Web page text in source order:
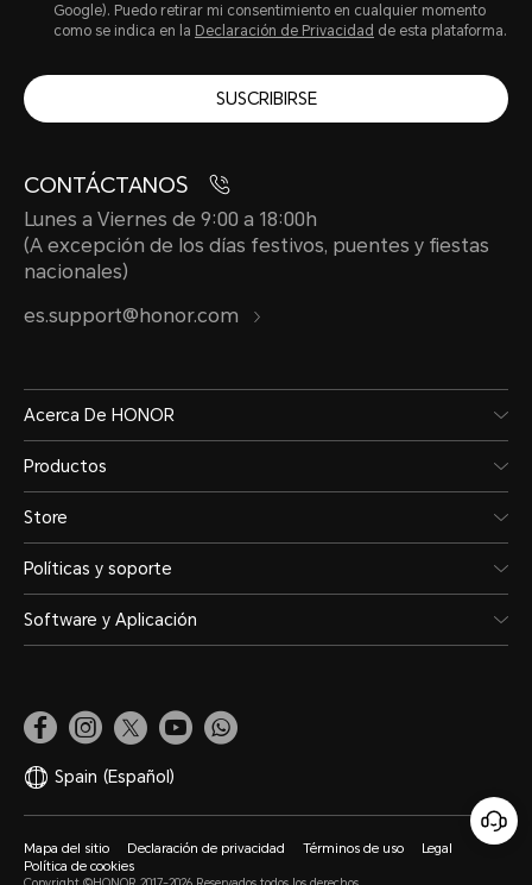
Google). Puedo retirar mi consentimiento en cualquier momento
como se indica en la Declaración de Privacidad de esta plataforma.
SUSCRIBIRSE
CONTÁCTANOS
Lunes a Viernes de 9:00 a 18:00h
(A excepción de los días festivos, puentes y fiestas
nacionales)
es.support@honor.com
Acerca De HONOR
Productos
Store
Políticas y soporte
Software y Aplicación
Spain (Español)
Mapa del sitio Declaración de privacidad Términos de uso
Legal
Política de cookies